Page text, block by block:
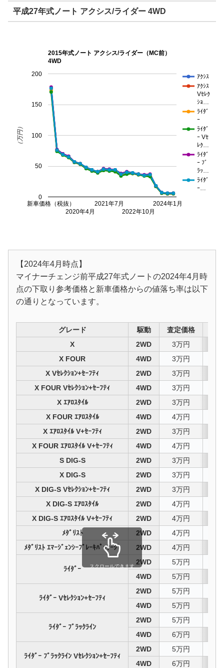
平成27年式ノート アクシス/ライダー 4WD
2015年式ノート アクシス/ライダー（MC前）
4WD
ｱｸｼｽ
ｱｸｼｽ
Vｾﾚｸ
ｼｮ…
ﾗｲﾀﾞ
ｰ
ﾗｲﾀﾞ
ｰ Vｾ
ﾚｸ…
ﾗｲﾀﾞ
ｰ ﾌﾞ
ﾗｯ…
ﾗｲﾀﾞ
ｰ…
新車価格（税抜）
2020年4月
2021年7月
2022年10月
2024年1月
0
50
100
150
200
（万円）
【2024年4月時点】
マイナーチェンジ前平成27年式ノートの2024年4月時
点の下取り参考価格と新車価格からの値落ち率は以下
の通りとなっています。
グレード 駆動 査定価格
X
2WD 3万円
X FOUR
4WD 3万円
X Vｾﾚｸｼｮﾝ+ｾｰﾌﾃｨ
2WD 3万円
X FOUR Vｾﾚｸｼｮﾝ+ｾｰﾌﾃｨ
4WD 3万円
X ｴｱﾛｽﾀｲﾙ
2WD 3万円
X FOUR ｴｱﾛｽﾀｲﾙ
4WD 4万円
X ｴｱﾛｽﾀｲﾙ V+ｾｰﾌﾃｨ
2WD 3万円
X FOUR ｴｱﾛｽﾀｲﾙ V+ｾｰﾌﾃｨ
4WD 4万円
S DIG-S
2WD 3万円
X DIG-S
2WD 3万円
X DIG-S Vｾﾚｸｼｮﾝ+ｾｰﾌﾃｨ
2WD 3万円
X DIG-S ｴｱﾛｽﾀｲﾙ
2WD 4万円
X DIG-S ｴｱﾛｽﾀｲﾙ V+ｾｰﾌﾃｨ
2WD 4万円
ﾒﾀﾞﾘｽﾄ
2WD 4万円
ﾒﾀﾞﾘｽﾄ ｴﾏｰｼﾞｪﾝｼｰﾌﾞﾚｰｷﾊﾟｯｹｰｼﾞ
2WD 4万円
ﾗｲﾀﾞｰ
2WD 5万円
4WD
5万円
ﾗｲﾀﾞｰ Vｾﾚｸｼｮﾝ+ｾｰﾌﾃｨ
2WD 5万円
4WD
5万円
ﾗｲﾀﾞｰ ﾌﾞﾗｯｸﾗｲﾝ
2WD 5万円
4WD
6万円
ﾗｲﾀﾞｰ ﾌﾞﾗｯｸﾗｲﾝ Vｾﾚｸｼｮﾝ+ｾｰﾌﾃｨ
2WD 5万円
4WD
6万円
スクロールできます